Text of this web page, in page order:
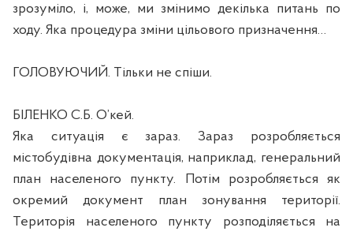
зрозуміло, і, може, ми змінимо декілька питань по
ходу. Яка процедура зміни цільового призначення…
ГОЛОВУЮЧИЙ. Тільки не спіши.
БІЛЕНКО С.Б. О’кей.
Яка ситуація є зараз. Зараз розробляється
містобудівна документація, наприклад, генеральний
план населеного пункту. Потім розробляється як
окремий документ план зонування території.
Територія населеного пункту розподіляється на